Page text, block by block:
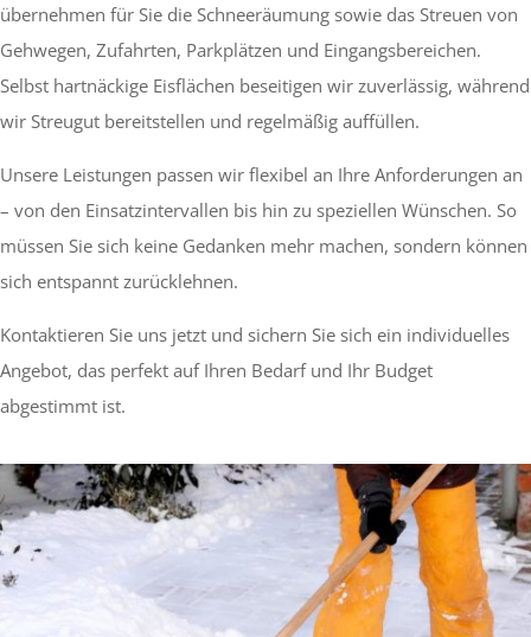
übernehmen für Sie die Schneeräumung sowie das Streuen von
Gehwegen, Zufahrten, Parkplätzen und Eingangsbereichen.
Selbst hartnäckige Eisflächen beseitigen wir zuverlässig, während
wir Streugut bereitstellen und regelmäßig auffüllen.
Unsere Leistungen passen wir flexibel an Ihre Anforderungen an
– von den Einsatzintervallen bis hin zu speziellen Wünschen. So
müssen Sie sich keine Gedanken mehr machen, sondern können
sich entspannt zurücklehnen.
Kontaktieren Sie uns jetzt und sichern Sie sich ein individuelles
Angebot, das perfekt auf Ihren Bedarf und Ihr Budget
abgestimmt ist.